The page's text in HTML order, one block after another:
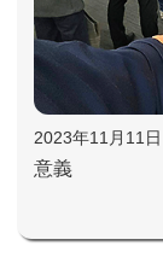
2023年11月11日
意義